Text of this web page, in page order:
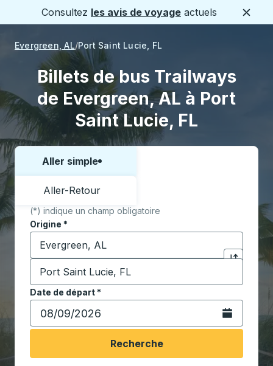
Consultez les avis de voyage actuels
Evergreen, AL Port Saint Lucie, FL
Billets de bus Trailways
de Evergreen, AL à Port
Saint Lucie, FL
Choisissez un sens ou un aller-retour:
Aller simple
Aller-Retour
(*) indique un champ obligatoire
Origine *
Commencez à saisir la ville d'origine pour ouvrir
Cliquez
Destination *
Commencez à saisir la ville de destination pour
Date de départ*
Tapez la date au format date Barre oblique du mois à
Ouvrez le
Recherche